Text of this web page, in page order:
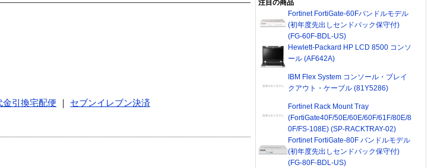
金引換宅配便
セブンイレブン決済
注目の商品
Fortinet FortiGate-60Fバンドルモデル
(初年度先出しセンドバック保守付)
(FG-60F-BDL-US)
Hewlett-Packard HP LCD 8500 コンソ
ール (AF642A)
IBM Flex System コンソール・ブレイ
クアウト・ケーブル (81Y5286)
Fortinet Rack Mount Tray
(FortiGate40F/50E/60E/60F/61F/80E/8
0F/FS-108E) (SP-RACKTRAY-02)
Fortinet FortiGate-80F バンドルモデル
(初年度先出しセンドバック保守付)
(FG-80F-BDL-US)